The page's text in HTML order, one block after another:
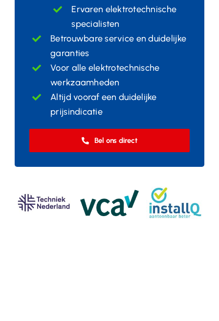
Ervaren elektrotechnische
specialisten
Betrouwbare service en duidelijke
garanties
Voor alle elektrotechnische
werkzaamheden
Altijd vooraf een duidelijke
prijsindicatie
Bel ons direct